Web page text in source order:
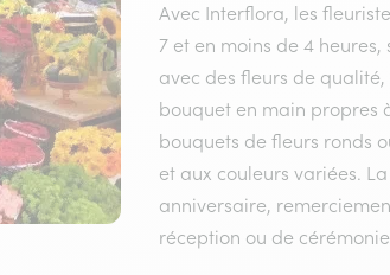
Avec Interflora, les
7 et en moins de 4
avec des fleurs de
bouquet en main propres
bouquets de fleurs ronds
et aux couleurs variées.
anniversaire,
réception ou de